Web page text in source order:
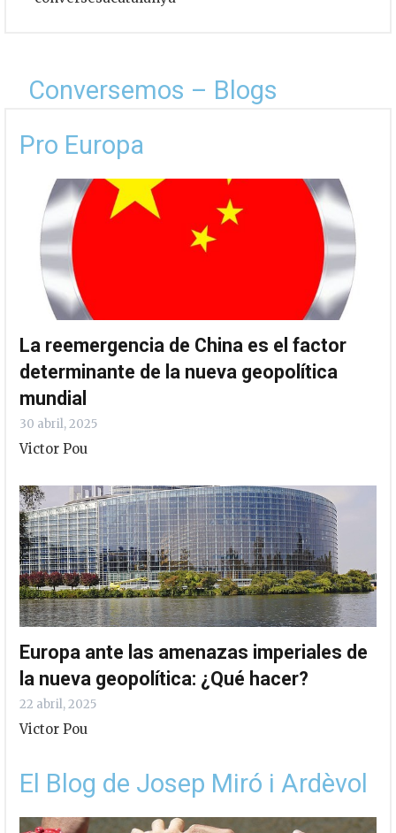
Conversemos – Blogs
Pro Europa
La reemergencia de China es el factor
determinante de la nueva geopolítica
mundial
30 abril, 2025
Victor Pou
Europa ante las amenazas imperiales de
la nueva geopolítica: ¿Qué hacer?
22 abril, 2025
Victor Pou
El Blog de Josep Miró i Ardèvol